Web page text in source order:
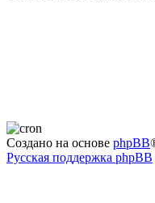
Создано на основе phpBB
Русская поддержка phpBB